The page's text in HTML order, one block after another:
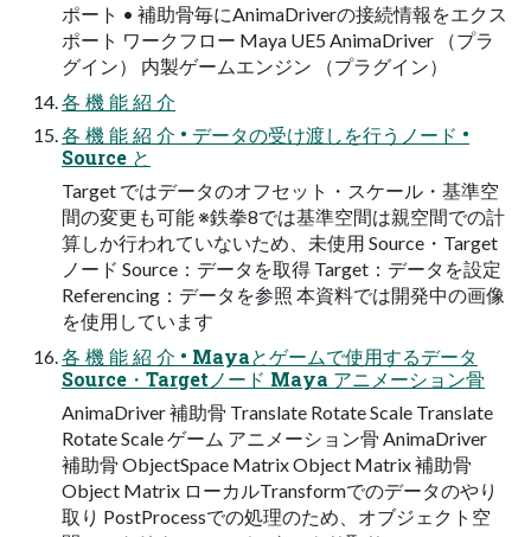
ポート • 補助骨毎にAnimaDriverの接続情報をエクス
ポート ワークフロー Maya UE5 AnimaDriver （プラ
グイン） 内製ゲームエンジン （プラグイン）
各 機 能 紹 介
各 機 能 紹 介 • データの受け渡しを行うノード •
Source と
Target ではデータのオフセット・スケール・基準空
間の変更も可能 ※鉄拳8では基準空間は親空間での計
算しか行われていないため、未使用 Source・Target
ノード Source：データを取得 Target：データを設定
Referencing：データを参照 本資料では開発中の画像
を使用しています
各 機 能 紹 介 • Mayaとゲームで使用するデータ
Source・Targetノード Maya アニメーション骨
AnimaDriver 補助骨 Translate Rotate Scale Translate
Rotate Scale ゲーム アニメーション骨 AnimaDriver
補助骨 ObjectSpace Matrix Object Matrix 補助骨
Object Matrix ローカルTransformでのデータのやり
取り PostProcessでの処理のため、オブジェクト空